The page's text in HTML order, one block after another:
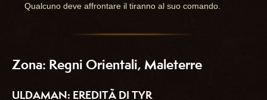
Qualcuno deve affrontare il tiranno al suo comando.
Zona: Regni Orientali, Maleterre
ULDAMAN: EREDITÀ DI TYR